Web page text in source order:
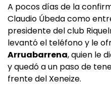
A pocos días de la
Claudio Úbeda como
presidente del club
levantó el teléfono y le
Arruabarrena, quien le
y quedó a un paso de
frente del Xeneize.